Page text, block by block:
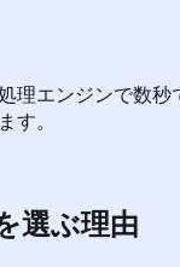
理エンジンで数秒
す。
選ぶ理由